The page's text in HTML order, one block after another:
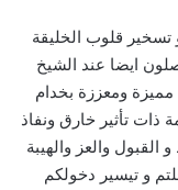
قلوب الخليقة
ايضا عند الشيخ
مميزة ومعززة بخدام
ذات تأثير خارق ونفاذ
والعز والهيبة
و تيسير دخولكم